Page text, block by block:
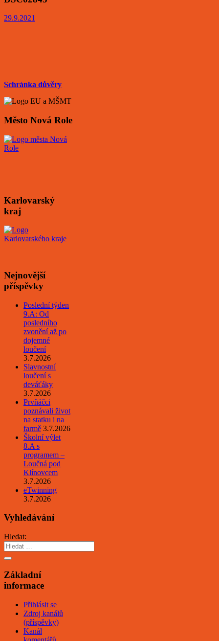
29.9.2021
Schránka důvěry
Město Nová Role
Karlovarský
kraj
Nejnovější
příspěvky
Poslední týden
9.A: Od
posledního
zvonění až po
dojemné
loučení
3.7.2026
Slavnostní
loučení s
deváťáky
3.7.2026
Prvňáčci
poznávali život
na statku i na
farmě 3.7.2026
Školní výlet
8.A s
programem –
Loučná pod
Klínovcem
3.7.2026
eTwinning
3.7.2026
Vyhledávání
Hledat:
Základní
informace
Přihlásit se
Zdroj kanálů
(příspěvky)
Kanál